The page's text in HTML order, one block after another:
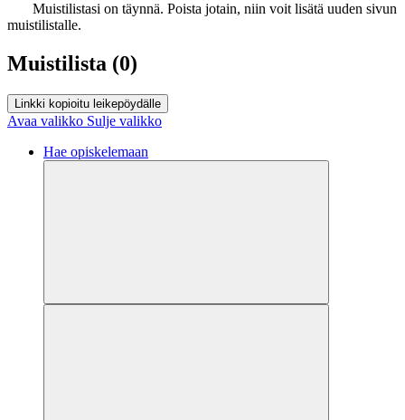
Muistilistasi on täynnä. Poista jotain, niin voit lisätä uuden sivun
muistilistalle.
Muistilista (0)
Linkki kopioitu leikepöydälle
Avaa valikko Sulje valikko
Hae opiskelemaan